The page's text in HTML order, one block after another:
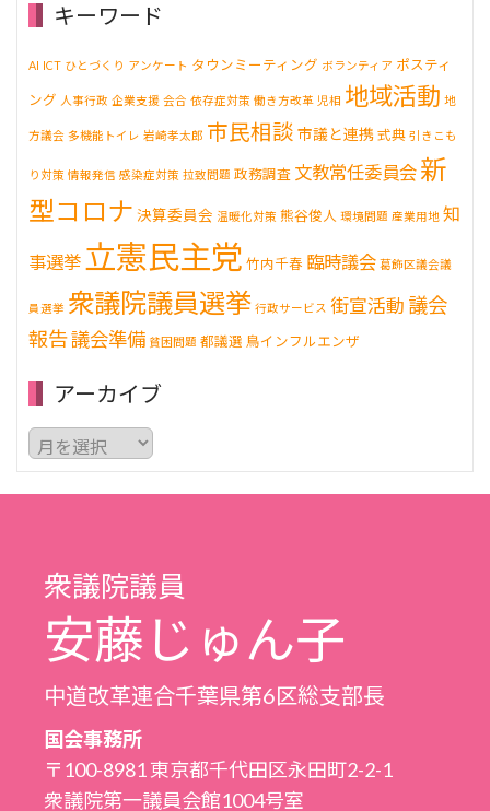
キーワード
AI ICT ひとづくり アンケート タウンミーティング ボランティア ポスティ
ング 人事行政 企業支援 会合 依存症対策 働き方改革 児相 地域活動 地
方議会 多機能トイレ 岩崎孝太郎 市民相談 市議と連携 式典 引きこも
り対策 情報発信 感染症対策 拉致問題 政務調査 文教常任委員会 新
型コロナ 決算委員会 温暖化対策 熊谷俊人 環境問題 産業用地 知
事選挙 立憲民主党 竹内千春 臨時議会 葛飾区議会議
員選挙 衆議院議員選挙 行政サービス 街宣活動 議会
報告議会準備 貧困問題 都議選 鳥インフルエンザ
アーカイブ
ア
ー
カ
イ
衆議院議員
安藤じゅん子
中道改革連合千葉県第6区総支部長
国会事務所
〒100-8981 東京都千代田区永田町2-2-1
衆議院第一議員会館1004号室